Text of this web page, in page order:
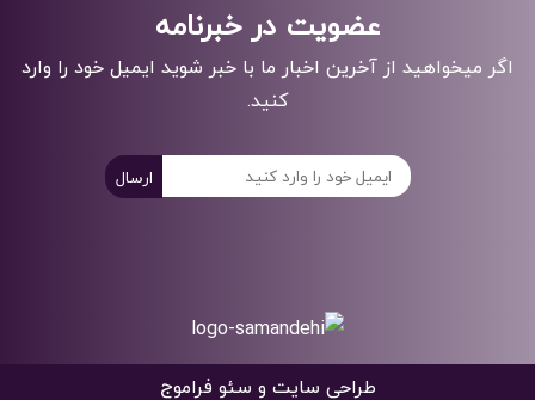
عضویت در خبرنامه
اگر میخواهید از آخرین اخبار ما با خبر شوید ایمیل خود را وارد
کنید.
ارسال
طراحی سایت و سئو فراموج